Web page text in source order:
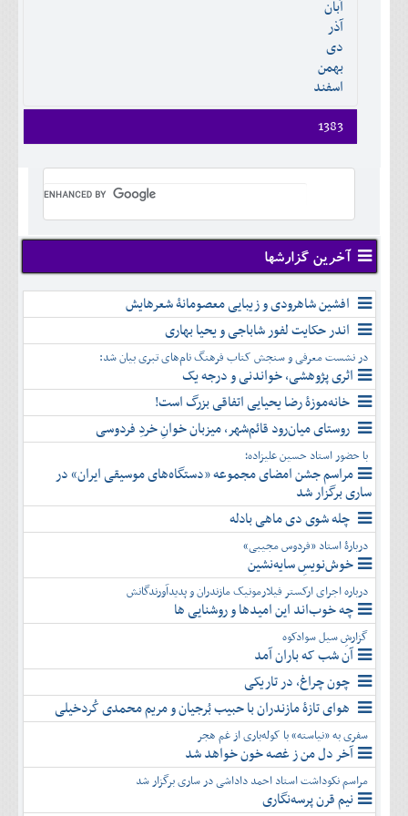
اسفند
دی
بهمن
اسفند
آبان
آذر
دی
بهمن
اسفند
1383
فروردين
تير
مرداد
شهريور
مهر
آبان
آذر
دی
بهمن
اسفند
آخرین گزارشها
افشین شاهرودی و زیبایی معصومانۀ شعرهایش
اندر حکایت لفور شاباجی و یحیا بهاری
در نشست معرفی و سنجش کتاب فرهنگ نام‌های تبری بیان شد:
اثری پژوهشی، خواندنی و درجه یک
خانه‌موزۀ رضا یحیایی اتفاقی بزرگ است!
روستای میان‌رود قائم‌شهر، میزبان خوانِ خردِ فردوسی
با حضور استاد حسین علیزاده؛
مراسم جشن امضای مجموعه «دستگاه‌های موسیقی ایران» در
ساری برگزار شد
چله شوی دی ماهی بادله
دربارۀ استاد «فردوس مجیبی»
خوش‌نویسِ سایه‌نشین
درباره اجرای ارکستر فیلارمونیک مازندران و پدیدآورندگانش
چه خوب‌اند این امیدها و روشنایی ها
گزارشِ سیل سوادکوه
آن شب که باران آمد
چون چراغ، در تاریکی
هوای تازۀ مازندران با حبیب بُرجیان و مریم محمدی کُردخیلی
سفری به «نیاسته» با کوله‌باری از غم هجر
آخر دل من ز غصه خون خواهد شد
مراسم نکوداشت استاد احمد داداشی در ساری برگزار شد
نیم قرن پرسه‌نگاری